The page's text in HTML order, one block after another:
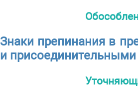
Знаки препинания в
и